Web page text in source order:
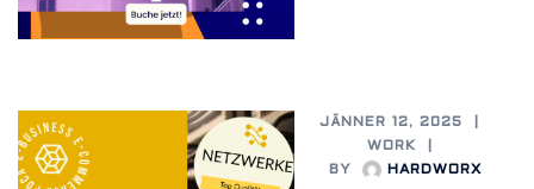
JÄNNER 12, 2025
WORK
BY
HARDWORX